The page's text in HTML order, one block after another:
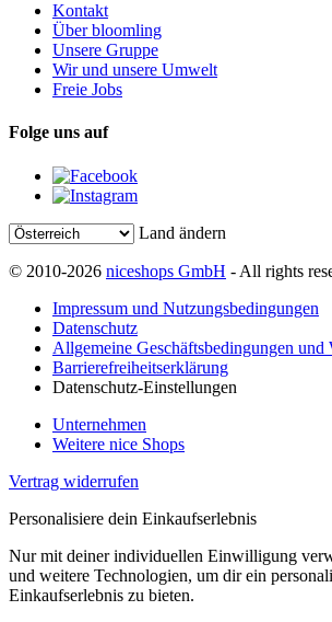
Kontakt
Über bloomling
Unsere Gruppe
Wir und unsere Umwelt
Freie Jobs
Folge uns auf
Land ändern
© 2010-2026 niceshops GmbH - All rights
Impressum und Nutzungsbedingungen
Datenschutz
Allgemeine Geschäftsbedingungen und
Barrierefreiheitserklärung
Datenschutz-Einstellungen
Unternehmen
Weitere nice Shops
Vertrag widerrufen
Personalisiere dein Einkaufserlebnis
Nur mit deiner individuellen Einwilligung
und weitere Technologien, um dir ein
Einkaufserlebnis zu bieten.